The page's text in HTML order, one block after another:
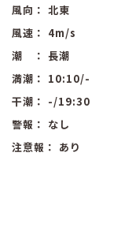
風向：北東
風速： 4m/s
潮 ：長潮
満潮： 10:10/-
干潮： -/19:30
警報： なし
注意報： あり